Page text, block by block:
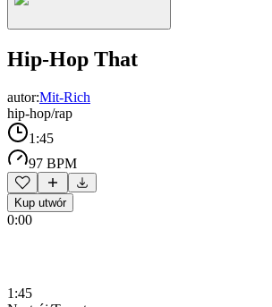
Hip-Hop That
autor:Mit-Rich
hip-hop/rap
1:45
97 BPM
Kup utwór
0:00
1:45